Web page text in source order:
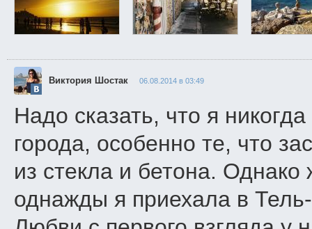
Виктория Шостак 06.08.2014 в 03:49
Надо сказать, что я
города, особенно те, что
из стекла и бетона. Однако
однажды я приехала в